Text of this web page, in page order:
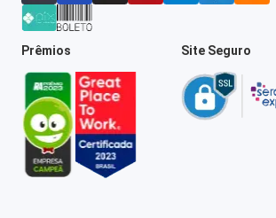
Prêmios Site Seguro